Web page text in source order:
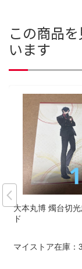
この商品
います
大本丸博 燭台切
ド
マイストア在庫：